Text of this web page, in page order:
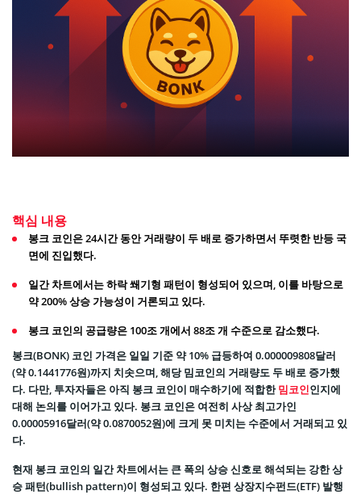
핵심 내용
봉크 코인은 24시간 동안 거래량이 두 배로 증가하면서 뚜렷한 반등 국
면에 진입했다.
일간 차트에서는 하락 쐐기형 패턴이 형성되어 있으며, 이를 바탕으로
약 200% 상승 가능성이 거론되고 있다.
봉크 코인의 공급량은 100조 개에서 88조 개 수준으로 감소했다.
봉크(BONK) 코인 가격은 일일 기준 약 10% 급등하여 0.000009808달러
(약 0.1441776원)까지 치솟으며, 해당 밈코인의 거래량도 두 배로 증가했
다. 다만, 투자자들은 아직 봉크 코인이 매수하기에 적합한밈코인인지에
대해 논의를 이어가고 있다. 봉크 코인은 여전히 사상 최고가인
0.00005916달러(약 0.0870052원)에 크게 못 미치는 수준에서 거래되고 있
다.
현재 봉크 코인의 일간 차트에서는 큰 폭의 상승 신호로 해석되는 강한 상
승 패턴(bullish pattern)이 형성되고 있다. 한편 상장지수펀드(ETF) 발행